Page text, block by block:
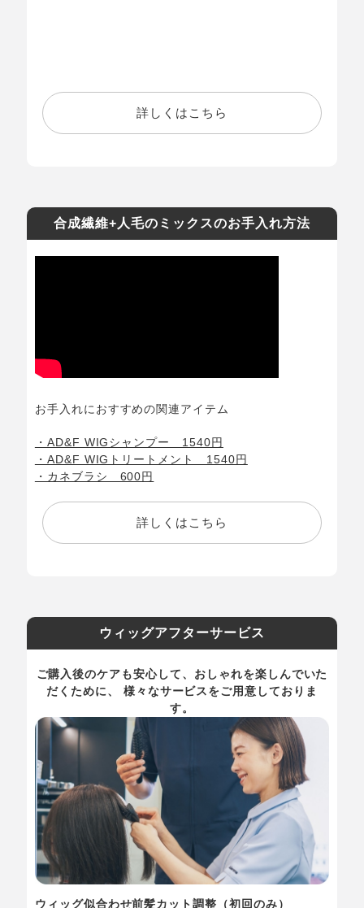
詳しくはこちら
合成繊維+人毛のミックスのお手入れ方法
お手入れにおすすめの関連アイテム
・AD&F WIGシャンプー 1540円
・AD&F WIGトリートメント 1540円
・カネブラシ 600円
詳しくはこちら
ウィッグアフターサービス
ご購入後のケアも安心して、おしゃれを楽しんでいた
だくために、 様々なサービスをご用意しておりま
す。
ウィッグ似合わせ前髪カット調整（初回のみ）